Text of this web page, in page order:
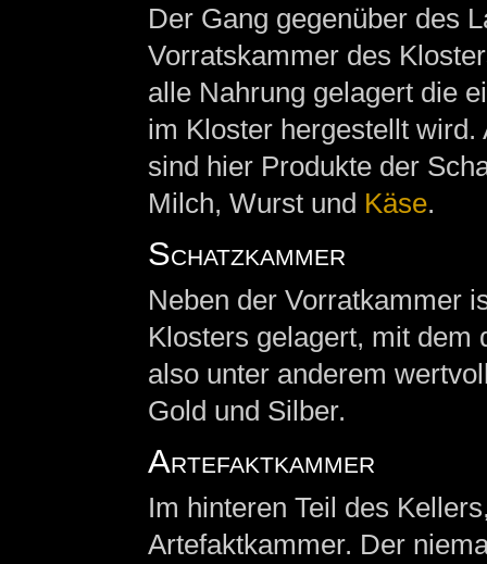
Der Gang gegenüber des
Vorratskammer des
alle Nahrung gelagert die
im Kloster hergestellt wird.
sind hier Produkte der
Milch, Wurst und Käse.
Schatzkammer
Neben der Vorratkammer
Klosters gelagert, mit dem
also unter anderem
Gold und Silber.
Artefaktkammer
Im hinteren Teil des
Artefaktkammer. Der